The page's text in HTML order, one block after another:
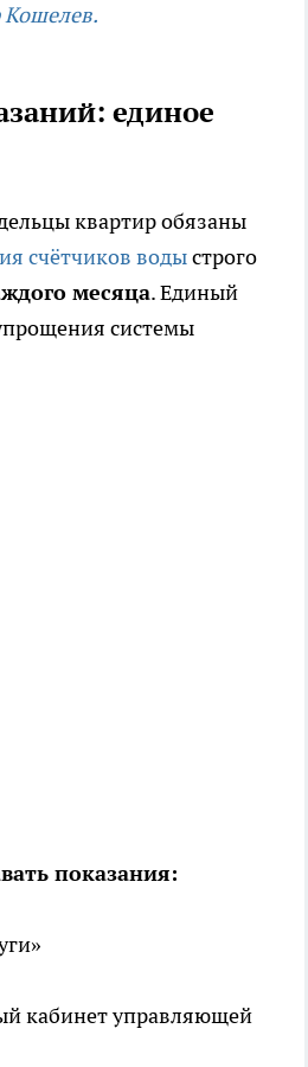
единое
квартир обязаны
счётчиков водыстрого
месяца. Единый
системы
показания:
кабинет управляющей